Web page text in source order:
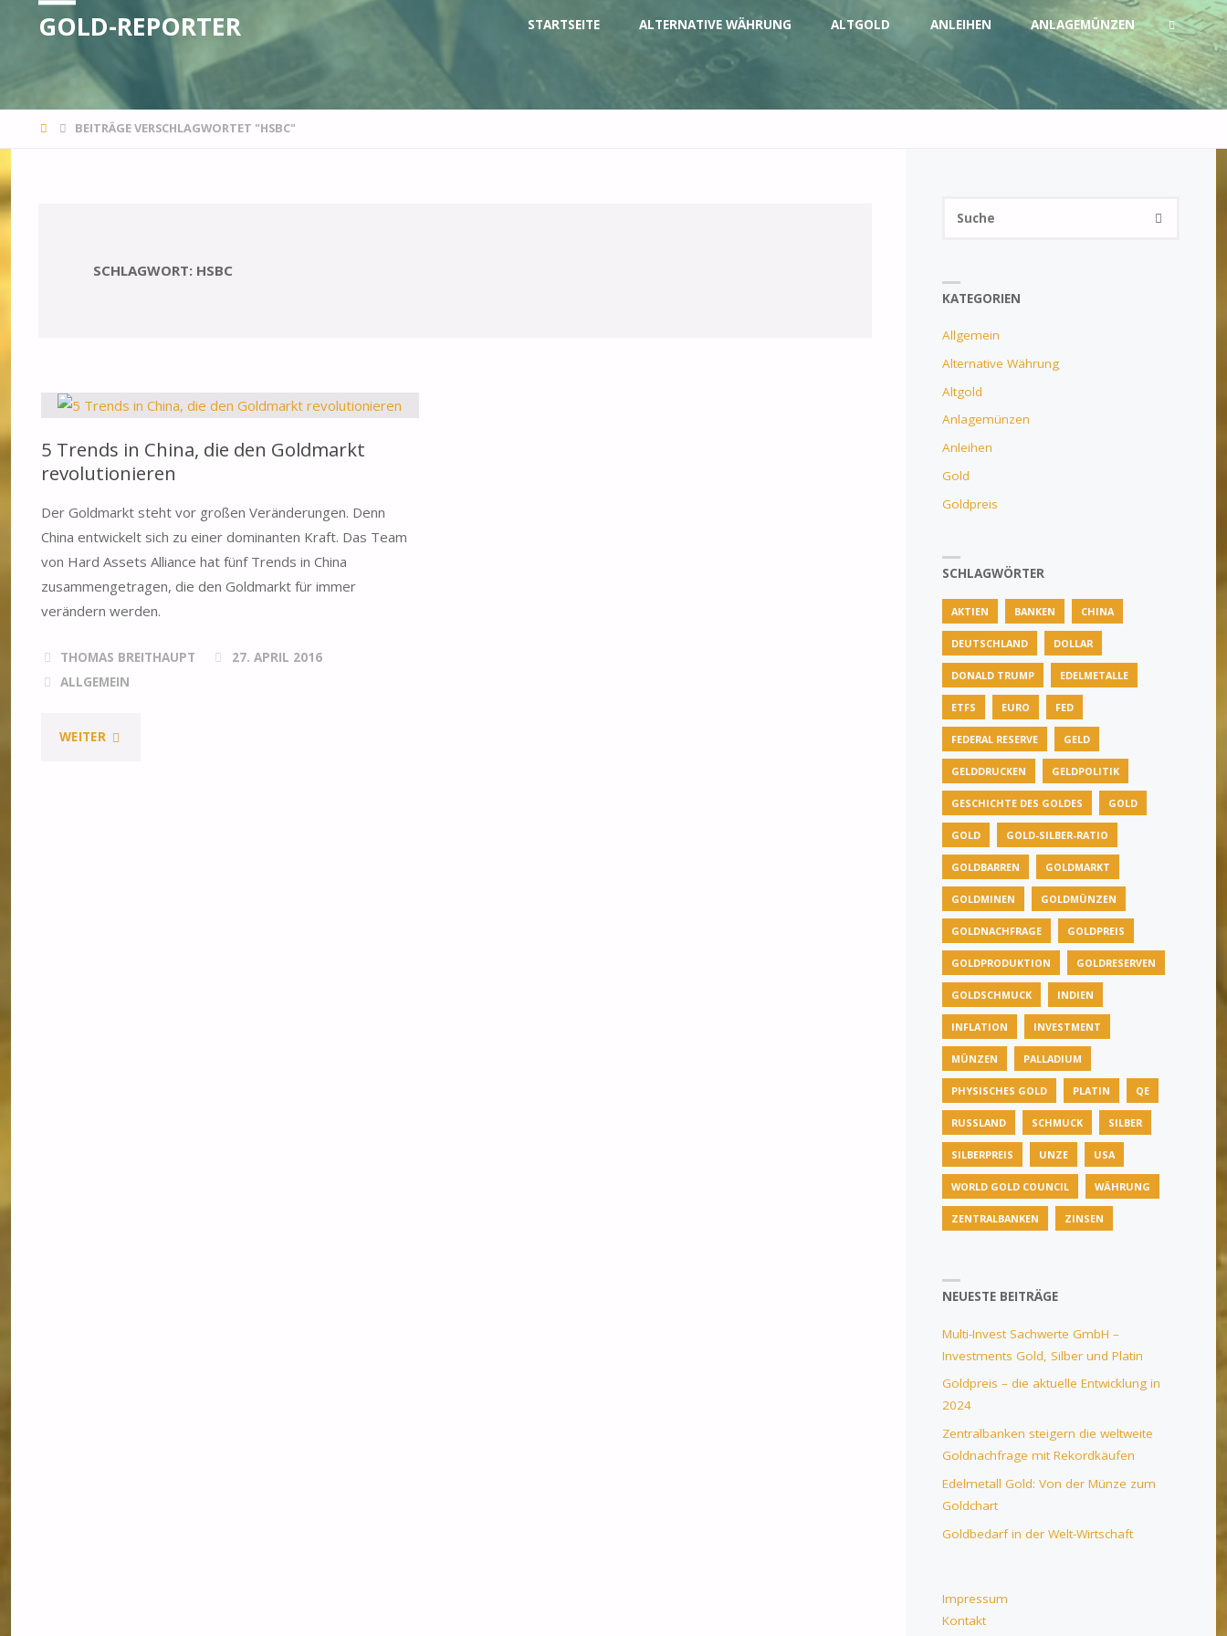
GOLD-REPORTER Zum
STARTSEITE ALTERNATIVE WÄHRUNG ALTGOLD ANLEIHEN ANLAGEMÜNZEN
SUCHE
STARTSEITE
BEITRÄGE VERSCHLAGWORTET "HSBC"
SCHLAGWORT: HSBC
5 Trends in China, die den Goldmarkt
revolutionieren
Der Goldmarkt steht vor großen Veränderungen. Denn
China entwickelt sich zu einer dominanten Kraft. Das Team
von Hard Assets Alliance hat fünf Trends in China
zusammengetragen, die den Goldmarkt für immer
verändern werden.
THOMAS BREITHAUPT
27. APRIL 2016
ALLGEMEIN
WEITER"5
SUCHE
KATEGORIEN
Allgemein
Alternative Währung
Altgold
Anlagemünzen
Anleihen
Gold
Goldpreis
SCHLAGWÖRTER
AKTIEN BANKEN CHINA
DEUTSCHLAND DOLLAR
DONALD TRUMP EDELMETALLE
ETFS EURO FED
FEDERAL RESERVE GELD
GELDDRUCKEN GELDPOLITIK
GESCHICHTE DES GOLDES GOLD
GOLD GOLD-SILBER-RATIO
GOLDBARREN GOLDMARKT
GOLDMINEN GOLDMÜNZEN
GOLDNACHFRAGE GOLDPREIS
GOLDPRODUKTION GOLDRESERVEN
GOLDSCHMUCK INDIEN
INFLATION INVESTMENT
MÜNZEN PALLADIUM
PHYSISCHES GOLD PLATIN QE
RUSSLAND SCHMUCK SILBER
SILBERPREIS UNZE USA
WORLD GOLD COUNCIL WÄHRUNG
ZENTRALBANKEN ZINSEN
NEUESTE BEITRÄGE
Multi-Invest Sachwerte GmbH –
Investments Gold, Silber und Platin
Goldpreis – die aktuelle Entwicklung in
2024
Zentralbanken steigern die weltweite
Goldnachfrage mit Rekordkäufen
Edelmetall Gold: Von der Münze zum
Goldchart
Goldbedarf in der Welt-Wirtschaft
Impressum
Kontakt